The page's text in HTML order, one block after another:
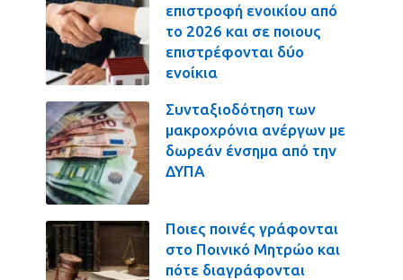
επιστροφή ενοικίου από
το 2026 και σε ποιους
επιστρέφονται δύο
ενοίκια
Συνταξιοδότηση των
μακροχρόνια ανέργων με
δωρεάν ένσημα από την
ΔΥΠΑ
Ποιες ποινές γράφονται
στο Ποινικό Μητρώο και
πότε διαγράφονται